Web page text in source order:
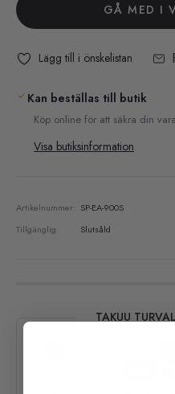
GÅ MED I
Lägg till i önskelistan
Kan beställas till butik
Köp online för att säkra din
Visa butiksinformation
Artikelnummer: SP-EA-900S
Tillgänglig:
Slutsåld
TAKUU